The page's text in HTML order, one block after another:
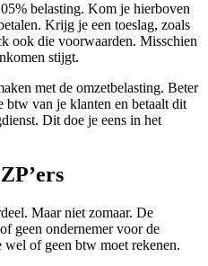
belasting. Kom je hierboven
Krijg je een toeslag, zoals
ook die voorwaarden. Misschien
stijgt.
met de omzetbelasting. Beter
btw van je klanten en betaalt dit
Dit doe je eens in het
Maar niet zomaar. De
geen ondernemer voor de
of geen btw moet rekenen.